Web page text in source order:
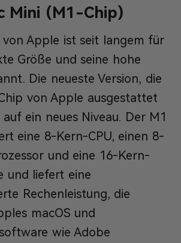
Mini (M1-Chip)
Apple ist seit langem für
Größe und seine hohe
Die neueste Version, die
von Apple ausgestattet
ein neues Niveau. Der M1
eine 8-Kern-CPU, einen 8-
und eine 16-Kern-
und liefert eine
Rechenleistung, die
macOS und
wie Adobe